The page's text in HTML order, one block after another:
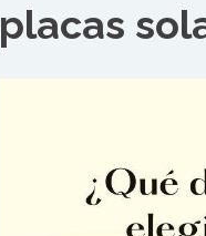
placas